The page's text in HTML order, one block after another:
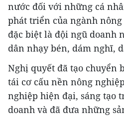
nước đối với những cá
phát triển của ngành
đặc biệt là đội ngũ doanh
dân nhạy bén, dám nghĩ,
Nghị quyết đã tạo chuyển
tái cơ cấu nền nông
nghiệp hiện đại, sáng tạo
doanh và đã đưa những